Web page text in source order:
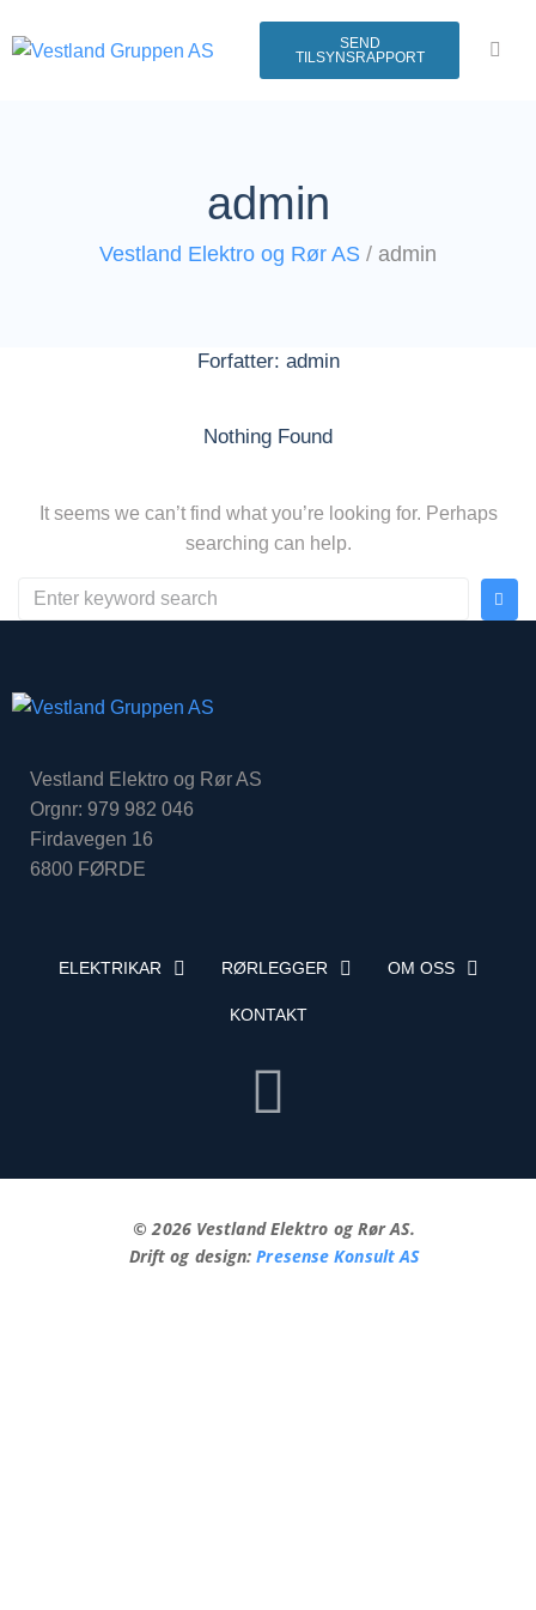
SEND
TILSYNSRAPPORT
admin
Vestland Elektro og Rør AS / admin
Forfatter: admin
Nothing Found
It seems we can’t find what you’re looking for. Perhaps
searching can help.
Vestland Elektro og Rør AS
Orgnr: 979 982 046
Firdavegen 16
6800 FØRDE
ELEKTRIKAR RØRLEGGER OM OSS
KONTAKT
©2026Vestland Elektro og Rør AS.
Drift og design:Presense Konsult AS